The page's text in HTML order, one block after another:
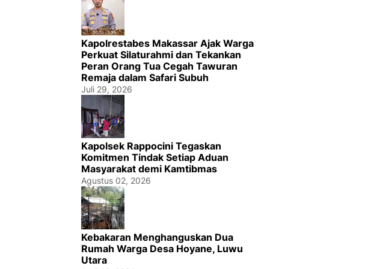
Kapolrestabes Makassar Ajak Warga
Perkuat Silaturahmi dan Tekankan
Peran Orang Tua Cegah Tawuran
Remaja dalam Safari Subuh
Juli 29, 2026
Kapolsek Rappocini Tegaskan
Komitmen Tindak Setiap Aduan
Masyarakat demi Kamtibmas
Agustus 02, 2026
Kebakaran Menghanguskan Dua
Rumah Warga Desa Hoyane, Luwu
Utara